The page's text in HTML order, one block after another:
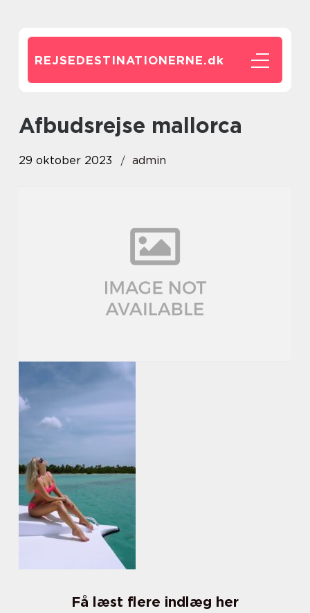
REJSEDESTINATIONERNE.dk
afbudsrejse mallorca
29 oktober 2023 admin
Få læst flere indlæg her